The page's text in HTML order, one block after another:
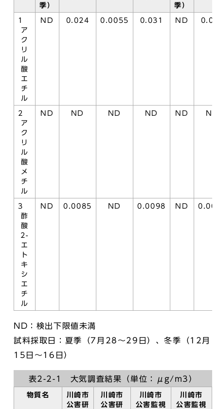
季）
季）
1
ア
ク
リ
ル
酸
エ
チ
ル
ND 0.024 0.0055 0.031 ND
2
ア
ク
リ
ル
酸
メ
チ
ル
ND ND ND ND ND
3
酢
酸
2-
エ
ト
キ
シ
エ
チ
ル
ND 0.0085 ND 0.0098 ND
ND：検出下限値未満
試料採取日：夏季（7月28～29日）、冬季（12月
15日～16日）
表2-2-1 大気調査結果（単位：μg/m3）
物質名
川崎市
公害研
川崎市
公害研
川崎市
公害監視
川崎市
公害監視